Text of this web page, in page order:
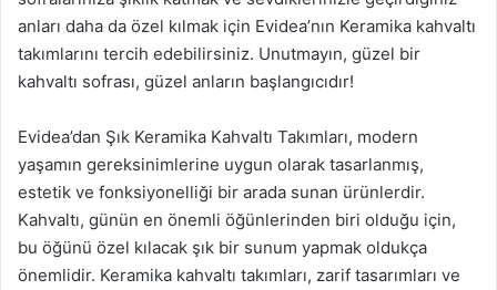
anları daha da özel kılmak için Evidea’nın Keramika kahvaltı
takımlarını tercih edebilirsiniz. Unutmayın, güzel bir
kahvaltı sofrası, güzel anların başlangıcıdır!
Evidea’dan Şık Keramika Kahvaltı Takımları, modern
yaşamın gereksinimlerine uygun olarak tasarlanmış,
estetik ve fonksiyonelliği bir arada sunan ürünlerdir.
Kahvaltı, günün en önemli öğünlerinden biri olduğu için,
bu öğünü özel kılacak şık bir sunum yapmak oldukça
önemlidir. Keramika kahvaltı takımları, zarif tasarımları ve